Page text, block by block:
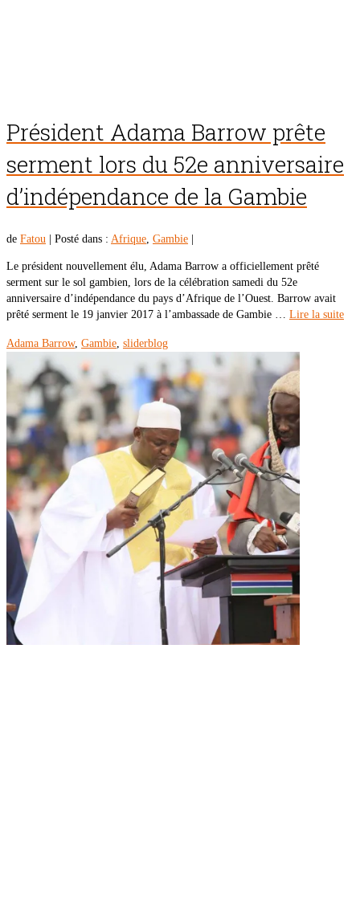
Président Adama Barrow prête
serment lors du 52e anniversaire
d’indépendance de la Gambie
de Fatou Posté dans : Afrique Gambie
Le président nouvellement élu, Adama Barrow a officiellement prêté
serment sur le sol gambien, lors de la célébration samedi du 52e
anniversaire d’indépendance du pays d’Afrique de l’Ouest. Barrow avait
prêté serment le 19 janvier 2017 à l’ambassade de Gambie … Lire la suite
Adama Barrow, Gambie sliderblog